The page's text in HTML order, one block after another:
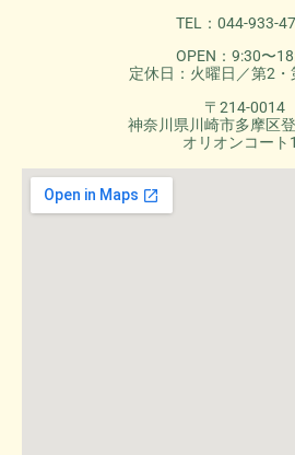
TEL：044-933-
OPEN：9:30〜
定休日：火曜日／第2・
〒214-0014
神奈川県川崎市多摩区
オリオンコート